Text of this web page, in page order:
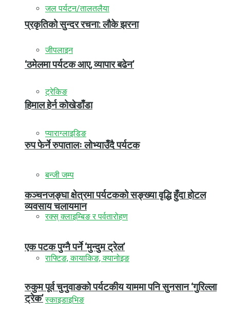
जल पर्यटन/तालतलैया
जीपलाइन
ट्रेकिङ
प्याराग्लाइडिङ
बन्जी जम्प
रक्स् क्लाइम्बिङ र पर्वतारोहण
राफ्टिङ, कायाकिङ, क्यानोइङ
स्काइडाइभिङ
प्रकृतिको सुन्दर रचना: लौके झरना
‘ठमेलमा पर्यटक आए, व्यापार बढेन’
हिमाल हेर्न कोखेडाँडा
रुप फेर्ने रुपातालः लोभ्याउँदै पर्यटक
कञ्चनजङ्घा क्षेत्रमा पर्यटकको सङ्ख्या वृद्धि हुँदा होटल
व्यवसाय चलायमान
एक पटक पुग्नै पर्ने ‘मुन्दुम ट्रेल’
रुकुम पूर्व चुनुवाङको पर्यटकीय याममा पनि सुनसान ‘गुरिल्ला
ट्रेक’